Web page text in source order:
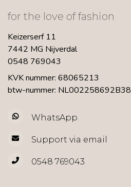
for the love of fashion
Keizerserf 11
7442 MG Nijverdal
0548 769043
KVK nummer: 68065213
btw-nummer: NL002258692B38
WhatsApp
Support via email
0548 769043